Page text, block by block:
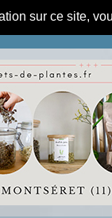
sur ce site,